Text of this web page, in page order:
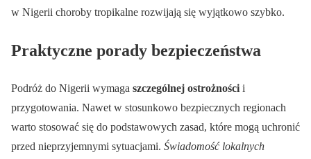
w Nigerii choroby tropikalne rozwijają się wyjątkowo szybko.
Praktyczne porady bezpieczeństwa
Podróż do Nigerii wymaga szczególnej ostrożności i
przygotowania. Nawet w stosunkowo bezpiecznych regionach
warto stosować się do podstawowych zasad, które mogą uchronić
przed nieprzyjemnymi sytuacjami. Świadomość lokalnych